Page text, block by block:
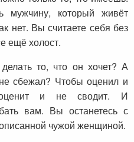
мужчину, который живёт
нет. Вы считаете себя без
ещё холост.
то, что он хочет? А
сбежал? Чтобы оценил и
и не сводит. И
вам. Вы останетесь с
чужой женщиной.